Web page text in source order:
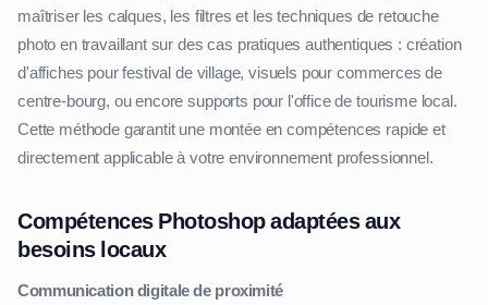
maîtriser les calques, les filtres et les techniques de retouche
photo en travaillant sur des cas pratiques authentiques : création
d'affiches pour festival de village, visuels pour commerces de
centre-bourg, ou encore supports pour l'office de tourisme local.
Cette méthode garantit une montée en compétences rapide et
directement applicable à votre environnement professionnel.
Compétences Photoshop adaptées aux
besoins locaux
Communication digitale de proximité